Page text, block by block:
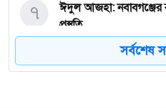
ঈদুল আজহা: নবাবগঞ্জের
প্রস্তুতি
৭
নবাবগঞ্জে পরিস্কার
৮
সর্বশেষ